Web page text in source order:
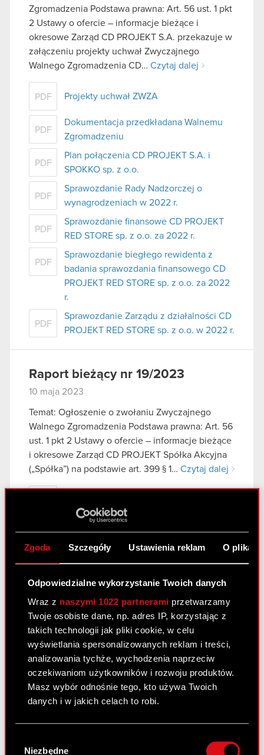
Zgoda Szczegóły Ustawienia reklam O
Odpowiedzialne wykorzystanie Twoich danych
Wraz z naszymi 1022 partnerami przetwarzamy
Twoje osobiste dane, np. adres IP, korzystając z
takich technologii jak pliki cookie, w celu
wyświetlania spersonalizowanych reklam i treści,
analizowania tychże, wychodzenia naprzeciw
oczekiwaniom użytkowników i rozwoju produktów.
Masz wybór odnośnie tego, kto używa Twoich
danych i w jakich celach to robi.
Gromadzić dane dotyczące Twojej
zgody
Niezbędne
Zgromadzenia Podstawa prawna: Art. 56 ust. 1 pkt
2 Ustawy o ofercie – informacje bieżące i
okresowe Zarząd CD PROJEKT S.A. przekazuje w
załączeniu projekty uchwał Zwyczajnego
Walnego Zgromadzenia CD… Czytaj dalej
PDF Projekty uchwał ZWZA
PDF
Dokumentacja przedkładana Walnemu
Zgromadzeniu
PDF
Plan połączenia CD PROJEKT S.A. i
SPOKKO sp. z o.o.
PDF
Sprawozdanie Rady Nadzorczej o
wynagrodzeniach w 2022 r.
PDF
Sprawozdanie finansowe CD PROJEKT
RED STORE sp. z o.o. za 2022 r.
PDF
Sprawozdanie biegłego rewidenta z
badania sprawozdania finansowego CD
PROJEKT RED STORE sp. z o.o. za 2022
r.
PDF
Sprawozdanie Zarządu z działalności CD
PROJEKT RED STORE sp. z o.o. w 2022 r.
Raport bieżący nr 19/2023
10 maja 2023
Temat: Ogłoszenie o zwołaniu Zwyczajnego
Walnego Zgromadzenia Podstawa prawna: Art. 56
ust. 1 pkt 2 Ustawy o ofercie – informacje bieżące
i okresowe Zarząd CD PROJEKT Spółka Akcyjna
(„Spółka”) na podstawie art. 399 § 1… Czytaj dalej
Regulamin udziału w Walnym
Zgromadzeniu CD PROJEKT S.A. przy
wykorzystaniu środków komunikacji
elektronicznej
PDF ESPI - RB 19/2023
Raport bieżący nr 18/2023
10 maja 2023
Temat: Podjęcie decyzji o rezygnacji z nabywania
akcji własnych Spółki w oparciu o uchwałę nr 4
Nadzwyczajnego Walnego Zgromadzenia Spółki z
dnia 29 listopada 2016 roku Podstawa prawna:
Art. 17 ust.1 MAR – informacje poufne…
dalej
ESPI - RB 18/2023